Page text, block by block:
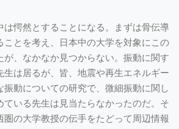
は愕然とすることになる。まずは骨伝導
ことを考え、日本中の大学を対象にこの
が、なかなか見つからない。振動に関す
生は居るが、皆、地震や再生エネルギー
振動についての研究で、微細振動に関し
ている先生は見当たらなかったのだ。そ
の大学教授の伝手をたどって周辺情報